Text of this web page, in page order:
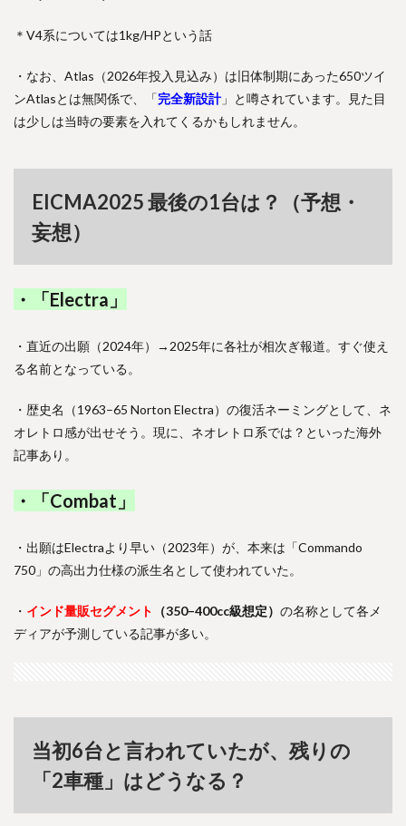
＊V4系については1kg/HPという話
・なお、Atlas（2026年投入見込み）は旧体制期にあった650ツイ
ンAtlasとは無関係で、「完全新設計」と噂されています。見た目
は少しは当時の要素を入れてくるかもしれません。
EICMA2025 最後の1台は？（予想・
妄想）
・「Electra」
・直近の出願（2024年）→2025年に各社が相次ぎ報道。すぐ使え
る名前となっている。
・歴史名（1963–65 Norton Electra）の復活ネーミングとして、ネ
オレトロ感が出せそう。現に、ネオレトロ系では？といった海外
記事あり。
・「Combat」
・出願はElectraより早い（2023年）が、本来は「Commando
750」の高出力仕様の派生名として使われていた。
・ インド量販セグメント （350–400cc級想定） の名称として各メ
ディアが予測している記事が多い。
当初6台と言われていたが、残りの
「2車種」はどうなる？